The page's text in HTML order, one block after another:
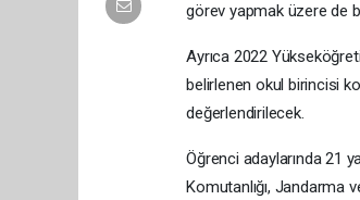
görev yapmak üzere de
Ayrıca 2022
belirlenen okul birincisi
değerlendirilecek.
Öğrenci adaylarında 21
Komutanlığı, Jandarma